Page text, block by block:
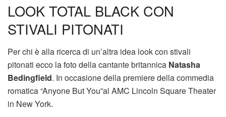
LOOK TOTAL BLACK CON
STIVALI PITONATI
Per chi è alla ricerca di un’altra idea look con stivali
pitonati ecco la foto della cantante britannica Natasha
Bedingfield. In occasione della premiere della commedia
romatica “Anyone But You”al AMC Lincoln Square Theater
in New York.